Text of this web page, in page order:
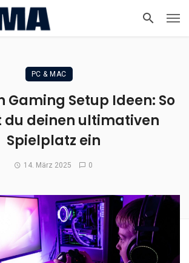
PC & MAC
Gaming Setup Ideen: So
du deinen ultimativen
Spielplatz ein
14. März 2025 0